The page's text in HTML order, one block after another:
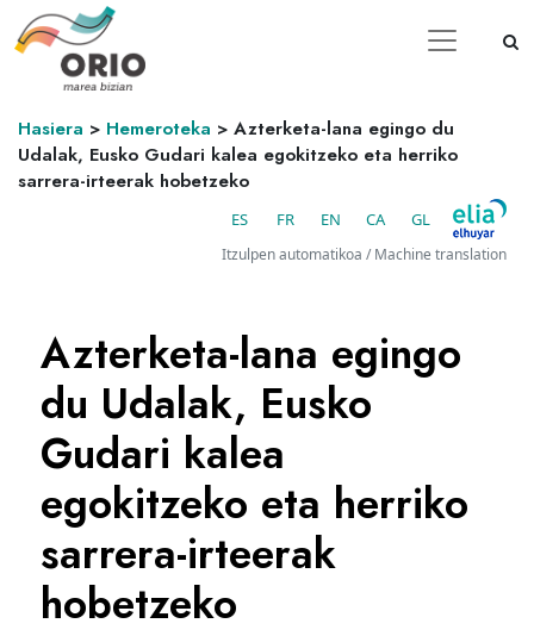
Hasiera > Hemeroteka > Azterketa-lana egingo du
Udalak, Eusko Gudari kalea egokitzeko eta herriko
sarrera-irteerak hobetzeko
ES FR EN CA GL
Itzulpen automatikoa / Machine translation
Azterketa-lana egingo
du Udalak, Eusko
Gudari kalea
egokitzeko eta herriko
sarrera-irteerak
hobetzeko